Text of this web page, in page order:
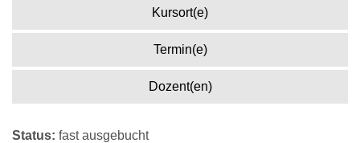
Kursort(e)
Termin(e)
Dozent(en)
Status: fast ausgebucht